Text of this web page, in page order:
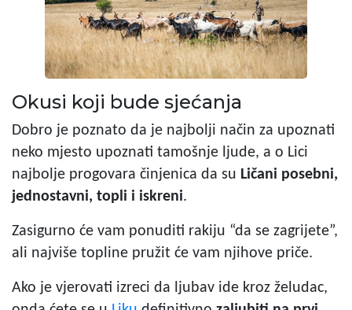
Okusi koji bude sjećanja
Dobro je poznato da je najbolji način za upoznati
neko mjesto upoznati tamošnje ljude, a o Lici
najbolje progovara činjenica da su Ličani posebni,
jednostavni, topli i iskreni.
Zasigurno će vam ponuditi rakiju “da se zagrijete”,
ali najviše topline pružit će vam njihove priče.
Ako je vjerovati izreci da ljubav ide kroz želudac,